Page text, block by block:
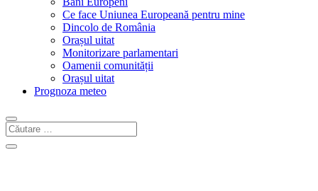
Ce face Uniunea Europeană pentru mine
Dincolo de România
Orașul uitat
Monitorizare parlamentari
Oamenii comunității
Orașul uitat
Prognoza meteo